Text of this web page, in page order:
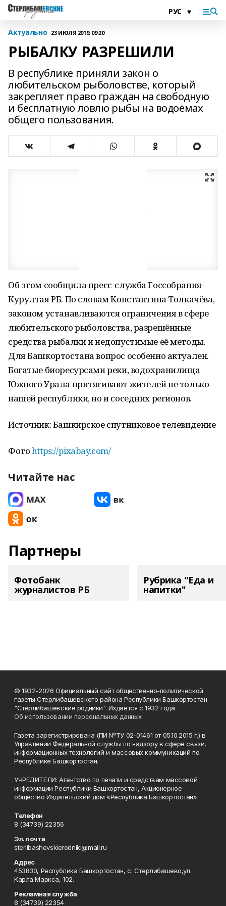
Актуально 23 ИЮЛЯ 2019, 09:20
РЫБАЛКУ РАЗРЕШИЛИ
В республике приняли закон о
любительском рыболовстве, который
закрепляет право граждан на свободную
и бесплатную ловлю рыбы на водоёмах
общего пользования.
Об этом сообщила пресс-служба Госсобрания-
Курултая РБ. По словам Константина Толкачёва,
законом устанавливаются ограничения в сфере
любительского рыболовства, разрешённые
средства рыбалки и недопустимые её методы.
Для Башкортостана вопрос особенно актуален.
Богатые биоресурсами реки, водохранилища
Южного Урала притягивают жителей не только
нашей республики, но и соседних регионов.
Источник: Башкирское спутниковое телевидение
Фотоhttps://pixabay.com/
Читайте нас
Партнеры
Фотобанк
журналистов РБ
Рубрика "Еда и
напитки"
© 1932-2026 Официальный сайт общественно-политической
газеты Стерлибашевского района Республики Башкортостан
"Стерлибашевские родники". Издается с 1932 года
Об использовании персональных данных
Газета зарегистрирована (ПИ №ТУ 02-01461 от 05.10.2015 г.) в
Управлении Федеральной службы по надзору в сфере связи,
информационных технологий и массовых коммуникаций по
Республике Башкортостан.
УЧРЕДИТЕЛИ: Агентство по печати и средствам массовой
информации Республики Башкортостан, Акционерное
общество Издательский дом «Республика Башкортостан».
Телефон
8 (34739) 22356
Эл. почта
sterlibashevskierodniki@mail.ru
Адрес
453830, Республика Башкортостан, c. Стерлибашево,ул.
Карла Маркса, 102.
Рекламная служба
8 (34739) 22354